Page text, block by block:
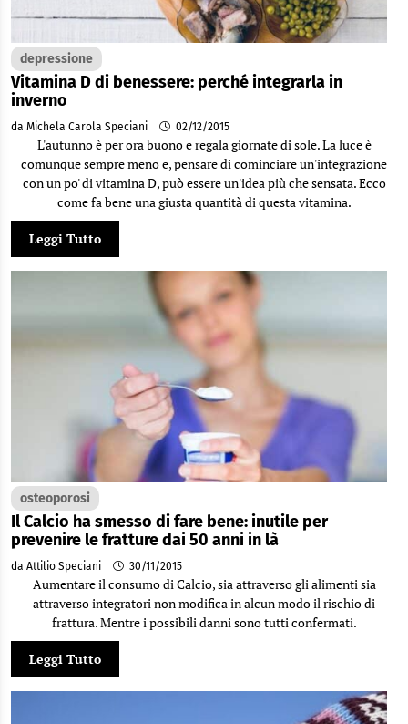
depressione
Vitamina D di benessere: perché integrarla in
inverno
da Michela Carola Speciani 02/12/2015
L'autunno è per ora buono e regala giornate di sole. La luce è
comunque sempre meno e, pensare di cominciare un'integrazione
con un po' di vitamina D, può essere un'idea più che sensata. Ecco
come fa bene una giusta quantità di questa vitamina.
Leggi Tutto
osteoporosi
Il Calcio ha smesso di fare bene: inutile per
prevenire le fratture dai 50 anni in là
da Attilio Speciani 30/11/2015
Aumentare il consumo di Calcio, sia attraverso gli alimenti sia
attraverso integratori non modifica in alcun modo il rischio di
frattura. Mentre i possibili danni sono tutti confermati.
Leggi Tutto